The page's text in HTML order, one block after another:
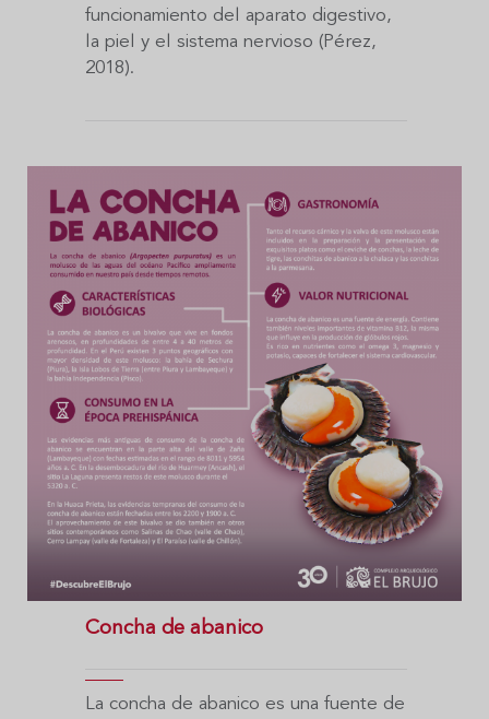
funcionamiento del aparato digestivo,
la piel y el sistema nervioso (Pérez,
2018).
Concha de abanico
La concha de abanico es una fuente de